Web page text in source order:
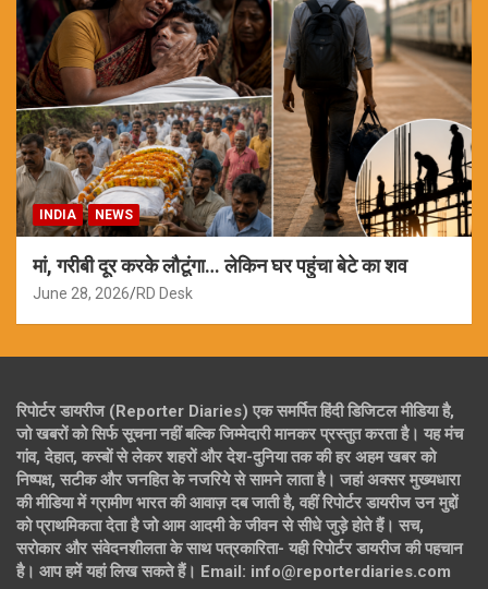
INDIA NEWS
मां, गरीबी दूर करके लौटूंगा… लेकिन घर पहुंचा बेटे का शव
June 28, 2026 RD Desk
रिपोर्टर डायरीज (Reporter Diaries) एक समर्पित हिंदी डिजिटल मीडिया है,
जो खबरों को सिर्फ सूचना नहीं बल्कि जिम्मेदारी मानकर प्रस्तुत करता है। यह मंच
गांव, देहात, कस्बों से लेकर शहरों और देश-दुनिया तक की हर अहम खबर को
निष्पक्ष, सटीक और जनहित के नजरिये से सामने लाता है। जहां अक्सर मुख्यधारा
की मीडिया में ग्रामीण भारत की आवाज़ दब जाती है, वहीं रिपोर्टर डायरीज उन मुद्दों
को प्राथमिकता देता है जो आम आदमी के जीवन से सीधे जुड़े होते हैं। सच,
सरोकार और संवेदनशीलता के साथ पत्रकारिता- यही रिपोर्टर डायरीज की पहचान
है। आप हमें यहां लिख सकते हैं। Email: info@reporterdiaries.com